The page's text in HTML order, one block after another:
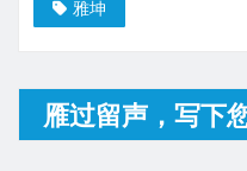
雅坤
雁过留声，写下